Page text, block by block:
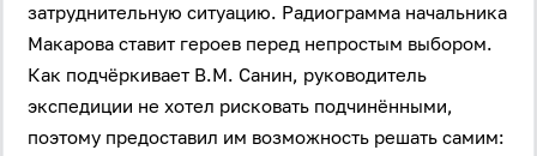
затруднительную ситуацию. Радиограмма начальника
Макарова ставит героев перед непростым выбором.
Как подчёркивает В.М. Санин, руководитель
экспедиции не хотел рисковать подчинёнными,
поэтому предоставил им возможность решать самим: